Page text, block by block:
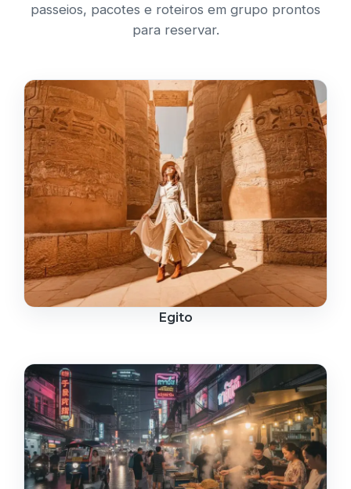
passeios, pacotes e roteiros em grupo prontos
para reservar.
Egito